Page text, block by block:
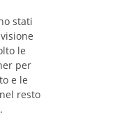
stati
le
per
e le
resto